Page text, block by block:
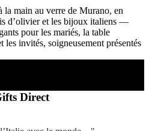
la main au verre de Murano, en
d’olivier et les bijoux italiens —
pour les mariés, la table
les invités, soigneusement présentés
Direct